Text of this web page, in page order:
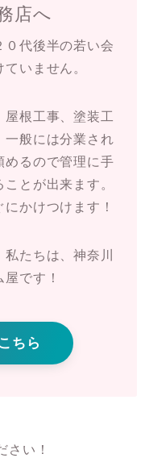
店へ
０代後半の若い会
いません。
屋根工事、塗装工
一般には分業され
めるので管理に手
とが出来ます。
かけつけます！
たちは、神奈川
です！
ちら
さい！